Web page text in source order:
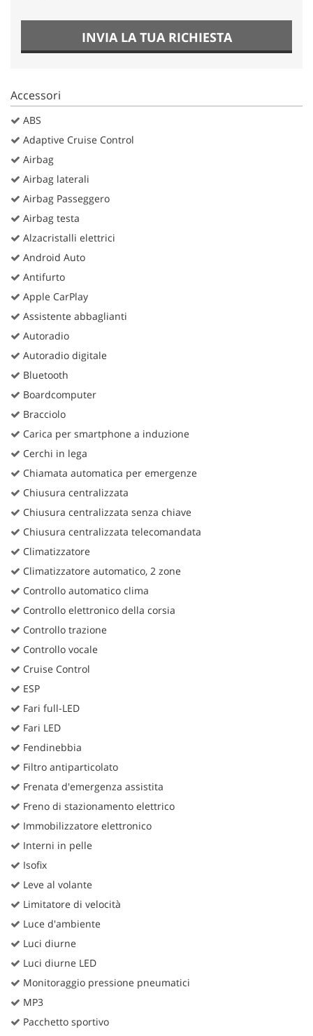
INVIA LA TUA RICHIESTA
Accessori
ABS
Adaptive Cruise Control
Airbag
Airbag laterali
Airbag Passeggero
Airbag testa
Alzacristalli elettrici
Android Auto
Antifurto
Apple CarPlay
Assistente abbaglianti
Autoradio
Autoradio digitale
Bluetooth
Boardcomputer
Bracciolo
Carica per smartphone a induzione
Cerchi in lega
Chiamata automatica per emergenze
Chiusura centralizzata
Chiusura centralizzata senza chiave
Chiusura centralizzata telecomandata
Climatizzatore
Climatizzatore automatico, 2 zone
Controllo automatico clima
Controllo elettronico della corsia
Controllo trazione
Controllo vocale
Cruise Control
ESP
Fari full-LED
Fari LED
Fendinebbia
Filtro antiparticolato
Frenata d'emergenza assistita
Freno di stazionamento elettrico
Immobilizzatore elettronico
Interni in pelle
Isofix
Leve al volante
Limitatore di velocità
Luce d'ambiente
Luci diurne
Luci diurne LED
Monitoraggio pressione pneumatici
MP3
Pacchetto sportivo